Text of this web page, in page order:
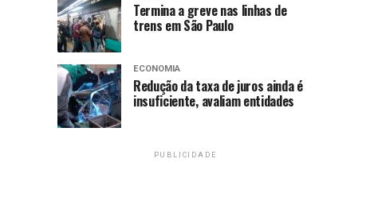
Termina a greve nas linhas de
trens em São Paulo
ECONOMIA
Redução da taxa de juros ainda é
insuficiente, avaliam entidades
PUBLICIDADE